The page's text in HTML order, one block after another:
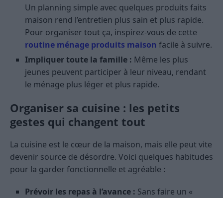
Un planning simple avec quelques produits faits
maison rend l’entretien plus sain et plus rapide.
Pour organiser tout ça, inspirez-vous de cette
routine ménage produits maison facile à suivre.
Impliquer toute la famille : Même les plus
jeunes peuvent participer à leur niveau, rendant
le ménage plus léger et plus rapide.
Organiser sa cuisine : les petits
gestes qui changent tout
La cuisine est le cœur de la maison, mais elle peut vite
devenir source de désordre. Voici quelques habitudes
pour la garder fonctionnelle et agréable :
Prévoir les repas à l’avance : Sans faire un «